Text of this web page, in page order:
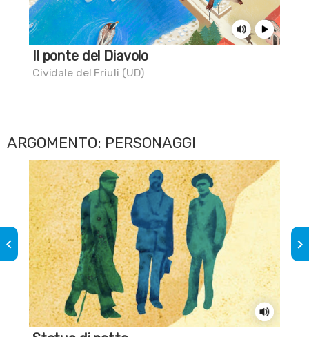
Il ponte del Diavolo
Cividale del Friuli (UD)
ARGOMENTO: PERSONAGGI
keyboard_arrow_left keyboard_arrow_right